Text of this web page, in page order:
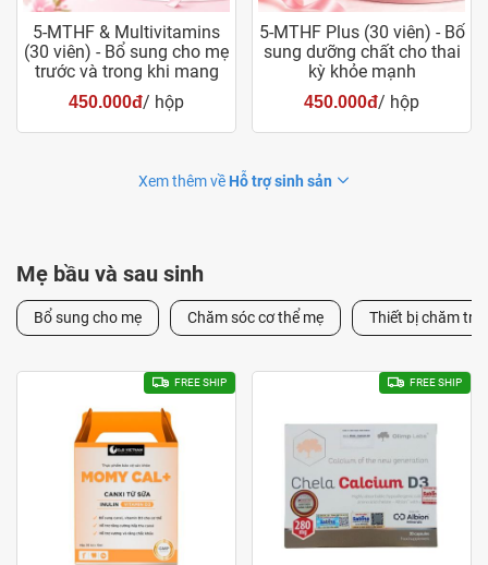
5-MTHF & Multivitamins
(30 viên) - Bổ sung cho mẹ
trước và trong khi mang
thai
450.000đ/ hộp
5-MTHF Plus (30 viên) - Bổ
sung dưỡng chất cho thai
kỳ khỏe mạnh
450.000đ/ hộp
Xem thêm về Hỗ trợ sinh sản
Mẹ bầu và sau sinh
Bổ sung cho mẹ Chăm sóc cơ thể mẹ Thiết bị chăm trẻ
FREE SHIP FREE SHIP